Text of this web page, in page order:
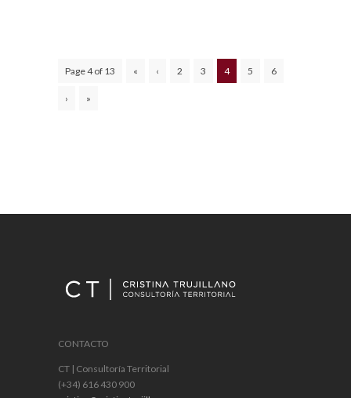
Page 4 of 13 « ‹ 2 3 4 5 6
› »
CONTACTO
CT | Consultoría Territorial
(+34) 616 430 900